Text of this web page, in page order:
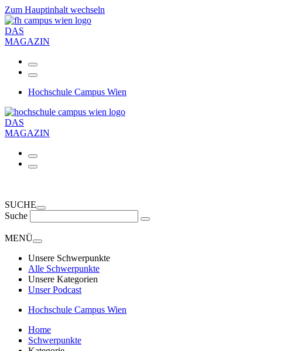
Zum Hauptinhalt wechseln
DAS
MAGAZIN
Hochschule Campus Wien
DAS
MAGAZIN
SUCHE
Suche
MENÜ
Unsere Schwerpunkte
Alle Schwerpunkte
Unsere Kategorien
Unser Podcast
Hochschule Campus Wien
Home
Schwerpunkte